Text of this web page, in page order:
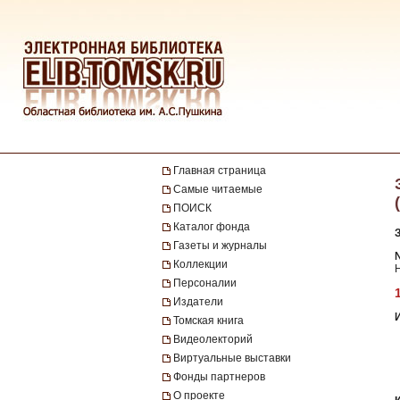
Главная страница
Самые читаемые
ПОИСК
Каталог фонда
Газеты и журналы
Коллекции
Персоналии
Издатели
Томская книга
Видеолекторий
Виртуальные выставки
Фонды партнеров
О проекте